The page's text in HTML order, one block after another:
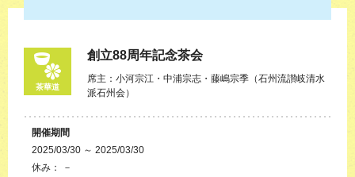
茶華道
創立88周年記念茶会
席主：小河宗江・中浦宗志・藤嶋宗季（石州流讃岐清水
派石州会）
開催期間
2025/03/30 ～ 2025/03/30
休み： －